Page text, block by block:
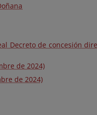
Decreto de concesión
de 2024)
de 2024)